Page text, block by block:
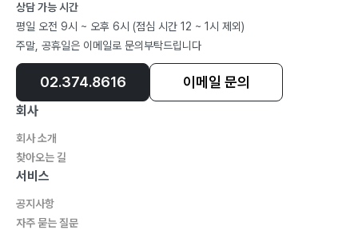
상담 가능 시간
평일 오전 9시 ~ 오후 6시 (점심 시간 12 ~ 1시 제외)
주말, 공휴일은 이메일로 문의부탁드립니다
02.374.8616 이메일 문의
회사
회사 소개
찾아오는 길
서비스
공지사항
자주 묻는 질문